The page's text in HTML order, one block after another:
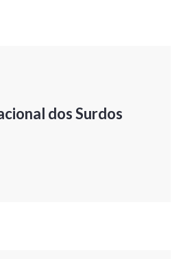
dos Surdos